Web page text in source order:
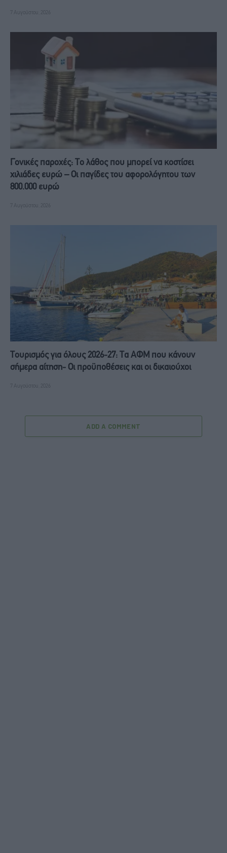
7 Αυγούστου, 2026
Γονικές παροχές: Το λάθος που μπορεί να κοστίσει
χιλιάδες ευρώ – Οι παγίδες του αφορολόγητου των
800.000 ευρώ
7 Αυγούστου, 2026
Τουρισμός για όλους 2026-27: Τα ΑΦΜ που κάνουν
σήμερα αίτηση- Οι προϋποθέσεις και οι δικαιούχοι
7 Αυγούστου, 2026
ADD A COMMENT